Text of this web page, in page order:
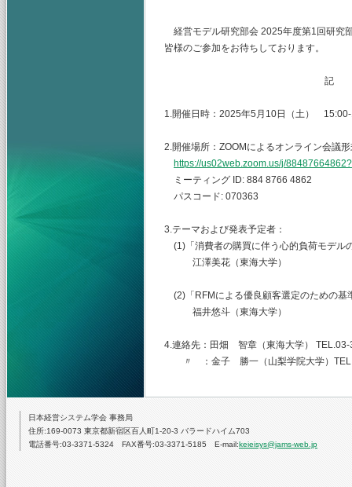
経営モデル研究部会 2025年度第1回研究
皆様のご参加をお待ちしております。
記
1.開催日時：2025年5月10日（土）
2.開催場所：ZOOMによるオンライン会議
https://us02web.zoom.us/j/
ミーティング ID: 884 8766 4862
パスコード: 070363
3.テーマおよび発表予定者：
(1)「消費者の購買に伴う心的負荷モデル
江澤美花（東海大学）
(2)「RFMによる優良顧客選定のための基
福井悠斗（東海大学）
4.連絡先：田畑 智章（東海大学）
〃 ：金子 勝一（山梨学院大学）
日本経営システム学会 事務局
住所:169-0073 東京都新宿区百人町1-20-3 バラードハイム703
電話番号:03-3371-5324 FAX番号:03-3371-5185 E-mail:keieisys@jams-web.jp